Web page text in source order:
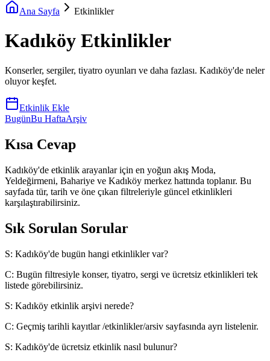
Ana Sayfa
Etkinlikler
Kadıköy Etkinlikler
Konserler, sergiler, tiyatro oyunları ve daha fazlası. Kadıköy'de neler
oluyor keşfet.
Etkinlik Ekle
BugünBu HaftaArşiv
Kısa Cevap
Kadıköy'de etkinlik arayanlar için en yoğun akış Moda,
Yeldeğirmeni, Bahariye ve Kadıköy merkez hattında toplanır. Bu
sayfada tür, tarih ve öne çıkan filtreleriyle güncel etkinlikleri
karşılaştırabilirsiniz.
Sık Sorulan Sorular
S: Kadıköy'de bugün hangi etkinlikler var?
C: Bugün filtresiyle konser, tiyatro, sergi ve ücretsiz etkinlikleri tek
listede görebilirsiniz.
S: Kadıköy etkinlik arşivi nerede?
C: Geçmiş tarihli kayıtlar /etkinlikler/arsiv sayfasında ayrı listelenir.
S: Kadıköy'de ücretsiz etkinlik nasıl bulunur?